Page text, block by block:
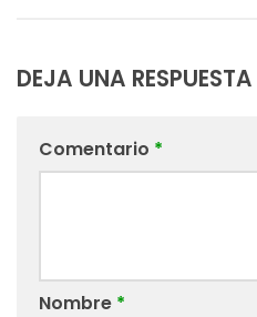
DEJA UNA RESPUESTA
Comentario *
Nombre *